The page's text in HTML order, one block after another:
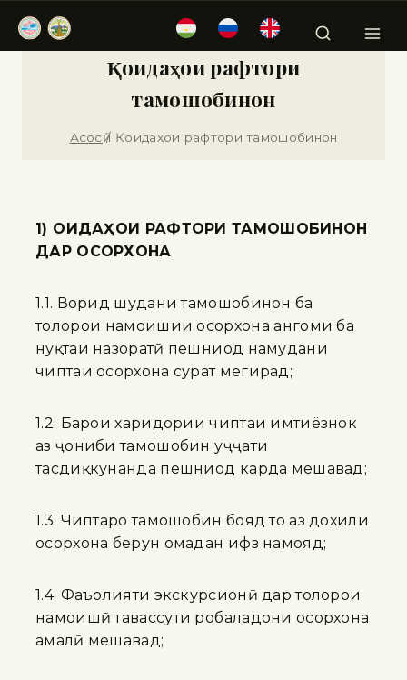
Қоидаҳои рафтори
тамошобинон
Асосӣ / Қоидаҳои рафтори тамошобинон
1) ҚОИДАҲОИ РАФТОРИ ТАМОШОБИНОН
ДАР ОСОРХОНА
1.1. Ворид шудани тамошобинон ба
толорҳои намоишии осорхона ҳангоми ба
нуқтаи назоратӣ пешниҳод намудани
чиптаи осорхона сурат мегирад;
1.2. Барои харидории чиптаи имтиёзнок
аз ҷониби тамошобин ҳуҷҷати
тасдиқкунанда пешниҳод карда мешавад;
1.3. Чиптаро тамошобин бояд то аз дохили
осорхона берун омадан ҳифз намояд;
1.4. Фаъолияти экскурсионӣ дар толорҳои
намоишӣ тавассути роҳбаладони осорхона
амалӣ мешавад;